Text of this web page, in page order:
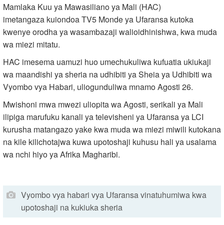
Mamlaka Kuu ya Mawasiliano ya Mali (HAC)
imetangaza kuiondoa TV5 Monde ya Ufaransa kutoka
kwenye orodha ya wasambazaji walioidhinishwa, kwa muda
wa miezi mitatu.
HAC imesema uamuzi huo umechukuliwa kufuatia ukiukaji
wa maandishi ya sheria na udhibiti ya Sheia ya Udhibiti wa
Vyombo vya Habari, uliogunduliwa mnamo Agosti 26.
Mwishoni mwa mwezi uliopita wa Agosti, serikali ya Mali
ilipiga marufuku kanali ya televisheni ya Ufaransa ya LCI
kurusha matangazo yake kwa muda wa miezi miwili kutokana
na kile kilichotajwa kuwa upotoshaji kuhusu hali ya usalama
wa nchi hiyo ya Afrika Magharibi.
Vyombo vya habari vya Ufaransa vinatuhumiwa kwa
upotoshaji na kukiuka sheria